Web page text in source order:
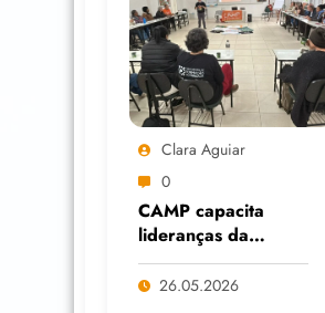
Clara Aguiar
0
CAMP capacita
lideranças da
Economia Solidária
em Formação
26.05.2026